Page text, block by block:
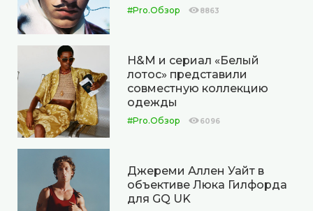
#Pro.Обзор 8863
H&M и сериал «Белый
лотос» представили
совместную коллекцию
одежды
#Pro.Обзор 6096
Джереми Аллен Уайт в
объективе Люка Гилфорда
для GQ UK